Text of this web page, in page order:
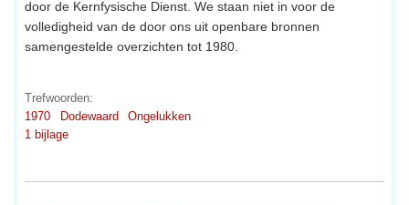
door de Kernfysische Dienst. We staan niet in voor de
volledigheid van de door ons uit openbare bronnen
samengestelde overzichten tot 1980.
Trefwoorden:
1970
Dodewaard
Ongelukken
1 bijlage